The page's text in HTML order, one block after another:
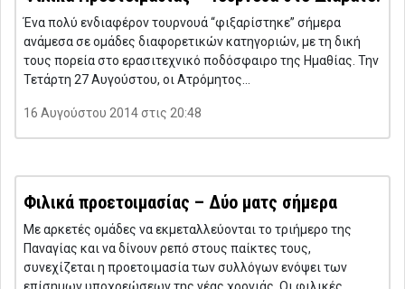
Ένα πολύ ενδιαφέρον τουρνουά “φιξαρίστηκε” σήμερα
ανάμεσα σε ομάδες διαφορετικών κατηγοριών, με τη δική
τους πορεία στο ερασιτεχνικό ποδόσφαιρο της Ημαθίας. Την
Τετάρτη 27 Αυγούστου, οι Ατρόμητος…
16 Αυγούστου 2014 στις 20:48
Φιλικά προετοιμασίας – Δύο ματς σήμερα
Με αρκετές ομάδες να εκμεταλλεύονται το τριήμερο της
Παναγίας και να δίνουν ρεπό στους παίκτες τους,
συνεχίζεται η προετοιμασία των συλλόγων ενόψει των